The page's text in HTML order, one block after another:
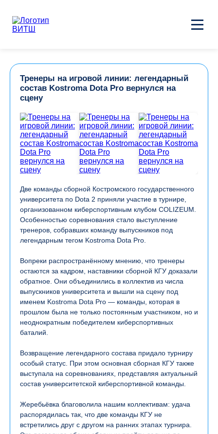
Тренеры на игровой линии: легендарный
состав Kostroma Dota Pro вернулся на
сцену
Две команды сборной Костромского государственного
университета по Dota 2 приняли участие в турнире,
организованном киберспортивным клубом COLIZEUM.
Особенностью соревнования стало выступление
тренеров, собравших команду выпускников под
легендарным тегом Kostroma Dota Pro.
Вопреки распространённому мнению, что тренеры
остаются за кадром, наставники сборной КГУ доказали
обратное. Они объединились в коллектив из числа
выпускников университета и вышли на сцену под
именем Kostroma Dota Pro — команды, которая в
прошлом была не только постоянным участником, но и
неоднократным победителем киберспортивных
баталий.
Возвращение легендарного состава придало турниру
особый статус. При этом основная сборная КГУ также
выступала на соревнованиях, представляя актуальный
состав университетской киберспортивной команды.
Жеребьёвка благоволила нашим коллективам: удача
распорядилась так, что две команды КГУ не
встретились друг с другом на ранних этапах турнира.